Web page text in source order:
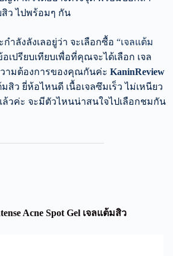
ว ไปพร้อมๆ กัน
ำลังลังเลอยู่ว่า จะเลือกซื้อ “เจลแต้ม
เปรียบเทียบเพื่อที่คุณจะได้เลือก เจล
ามต้องการของคุณกันค่ะ KaninReview
สิว ยี่ห้อไหนดี เนื้อเจลซึมเร็ว ไม่เหนียว
วค่ะ จะมีตัวไหนน่าสนใจไปเลือกชมกัน
Acne Spot Gel เจลแต้มสิว